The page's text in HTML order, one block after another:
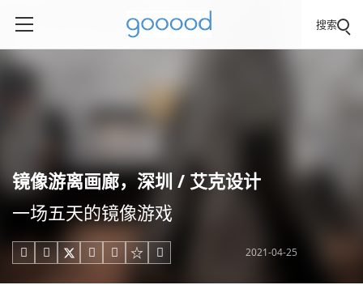
搜索
镜像游离画廊，深圳 / 艾克设计
一场五天的镜像游戏
     2021-04-25